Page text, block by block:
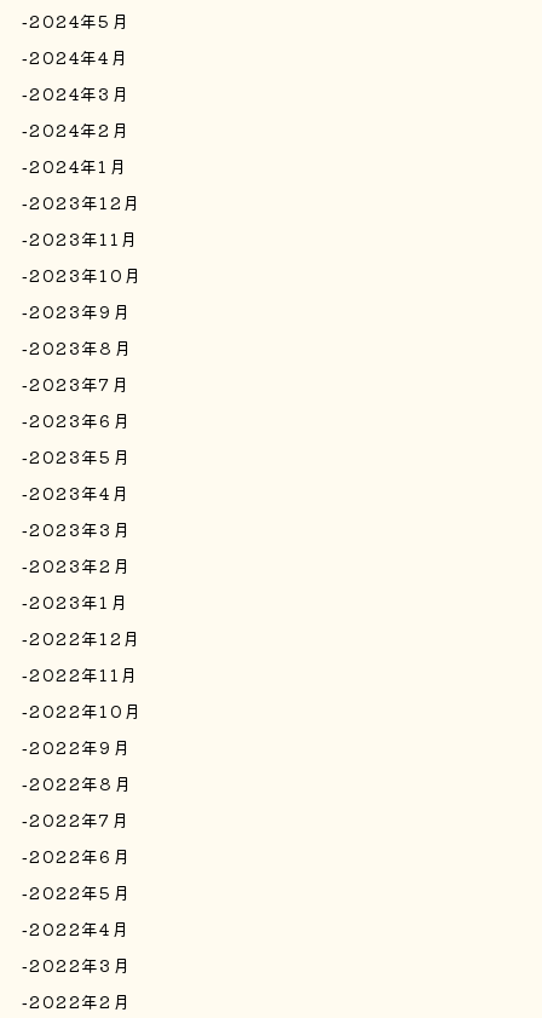
2024年5月
2024年4月
2024年3月
2024年2月
2024年1月
2023年12月
2023年11月
2023年10月
2023年9月
2023年8月
2023年7月
2023年6月
2023年5月
2023年4月
2023年3月
2023年2月
2023年1月
2022年12月
2022年11月
2022年10月
2022年9月
2022年8月
2022年7月
2022年6月
2022年5月
2022年4月
2022年3月
2022年2月